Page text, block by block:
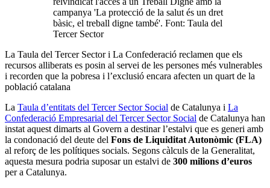
campanya 'La protecció de la salut és un dret
bàsic, el treball digne també'. Font: Taula del
Tercer Sector
La Taula del Tercer Sector i La Confederació reclamen que els
recursos alliberats es posin al servei de les persones més vulnerables
i recorden que la pobresa i l’exclusió encara afecten un quart de la
població catalana
La Taula d’entitats del Tercer Sector Social de Catalunya i La
Confederació Empresarial del Tercer Sector Social de Catalunya han
instat aquest dimarts al Govern a destinar l’estalvi que es generi amb
la condonació del deute del Fons de Liquiditat Autonòmic (FLA)
al reforç de les polítiques socials. Segons càlculs de la Generalitat,
aquesta mesura podria suposar un estalvi de 300 milions d’euros
per a Catalunya.